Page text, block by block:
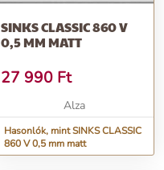
SINKS CLASSIC 860 V
0,5 MM MATT
27 990 Ft
Alza
Hasonlók, mint SINKS CLASSIC
860 V 0,5 mm matt